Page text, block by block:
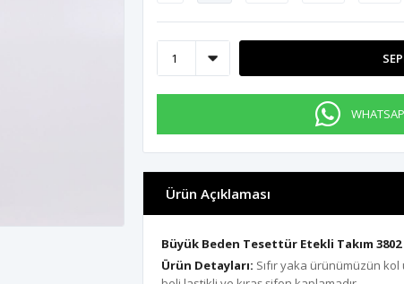
Ürün Açıklaması
Büyük Beden Tesettür Etekli Takım 3802
Ürün Detayları: Sıfır yaka ürünümüzün